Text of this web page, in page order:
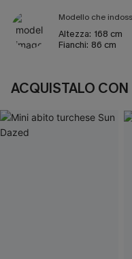
Modello che
Altezza: 168 cm
Fianchi: 86 cm
ACQUISTALO CON